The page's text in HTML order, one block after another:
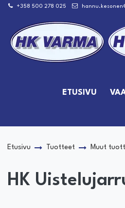
Siirry pääsisältöön
+358 500 278 025
ETUSIVU
Etusivu Tuotteet Muut
HK